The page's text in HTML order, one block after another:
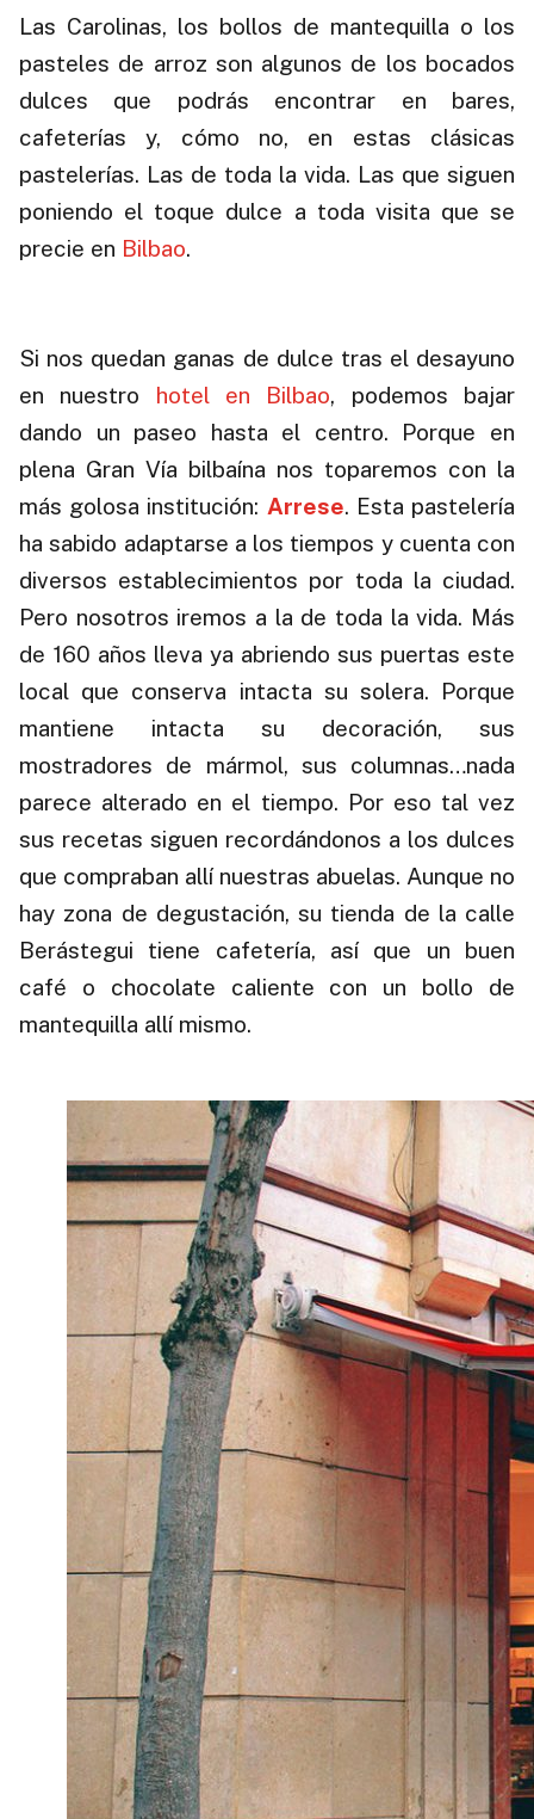
Las Carolinas, los bollos de mantequilla o los
pasteles de arroz son algunos de los bocados
dulces que podrás encontrar en bares,
cafeterías y, cómo no, en estas clásicas
pastelerías. Las de toda la vida. Las que siguen
poniendo el toque dulce a toda visita que se
precie en Bilbao.
Si nos quedan ganas de dulce tras el desayuno
en nuestro hotel en Bilbao, podemos bajar
dando un paseo hasta el centro. Porque en
plena Gran Vía bilbaína nos toparemos con la
más golosa institución: Arrese. Esta pastelería
ha sabido adaptarse a los tiempos y cuenta con
diversos establecimientos por toda la ciudad.
Pero nosotros iremos a la de toda la vida. Más
de 160 años lleva ya abriendo sus puertas este
local que conserva intacta su solera. Porque
mantiene intacta su decoración, sus
mostradores de mármol, sus columnas…nada
parece alterado en el tiempo. Por eso tal vez
sus recetas siguen recordándonos a los dulces
que compraban allí nuestras abuelas. Aunque no
hay zona de degustación, su tienda de la calle
Berástegui tiene cafetería, así que un buen
café o chocolate caliente con un bollo de
mantequilla allí mismo.